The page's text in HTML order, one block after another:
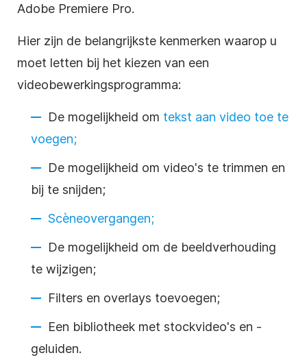
Adobe Premiere Pro.
Hier zijn de belangrijkste kenmerken waarop u
moet letten bij het kiezen van een
videobewerkingsprogramma:
De mogelijkheid om tekst aan video toe te
voegen;
De mogelijkheid om video's te trimmen en
bij te snijden;
Scèneovergangen;
De mogelijkheid om de beeldverhouding
te wijzigen;
Filters en overlays toevoegen;
Een bibliotheek met stockvideo's en -
geluiden.